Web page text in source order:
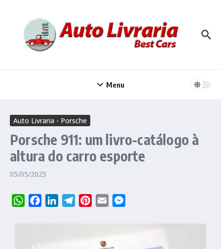
Menu
Auto Livraria - Porsche
Porsche 911: um livro-catálogo à
altura do carro esporte
05/05/2025
WhatsAppFacebookLinkedInTelegramPinterest
Email